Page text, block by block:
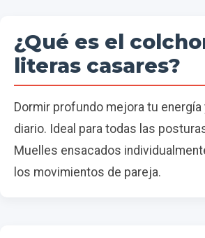
¿Qué es el
literas casares?
Dormir profundo mejora tu
diario. Ideal para todas las
Muelles ensacados
los movimientos de pareja.